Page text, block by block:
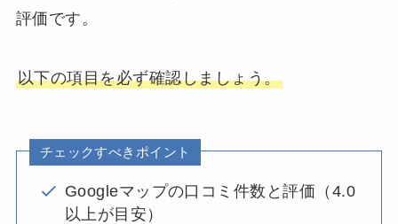
評価です。
以下の項目を必ず確認しましょう。
チェックすべきポイント
Googleマップの口コミ件数と評価（4.0
以上が目安）